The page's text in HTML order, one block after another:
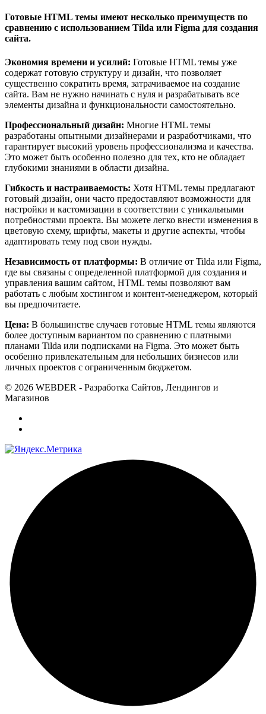
Готовые HTML темы имеют несколько преимуществ по
сравнению с использованием Tilda или Figma для создания
сайта.
Экономия времени и усилий: Готовые HTML темы уже
содержат готовую структуру и дизайн, что позволяет
существенно сократить время, затрачиваемое на создание
сайта. Вам не нужно начинать с нуля и разрабатывать все
элементы дизайна и функциональности самостоятельно.
Профессиональный дизайн: Многие HTML темы
разработаны опытными дизайнерами и разработчиками, что
гарантирует высокий уровень профессионализма и качества.
Это может быть особенно полезно для тех, кто не обладает
глубокими знаниями в области дизайна.
Гибкость и настраиваемость: Хотя HTML темы предлагают
готовый дизайн, они часто предоставляют возможности для
настройки и кастомизации в соответствии с уникальными
потребностями проекта. Вы можете легко внести изменения в
цветовую схему, шрифты, макеты и другие аспекты, чтобы
адаптировать тему под свои нужды.
Независимость от платформы: В отличие от Tilda или Figma,
где вы связаны с определенной платформой для создания и
управления вашим сайтом, HTML темы позволяют вам
работать с любым хостингом и контент-менеджером, который
вы предпочитаете.
Цена: В большинстве случаев готовые HTML темы являются
более доступным вариантом по сравнению с платными
планами Tilda или подписками на Figma. Это может быть
особенно привлекательным для небольших бизнесов или
личных проектов с ограниченным бюджетом.
© 2026 WEBDER - Разработка Сайтов, Лендингов и
Магазинов